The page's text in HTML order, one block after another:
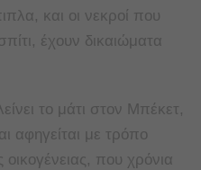
και οι νεκροί που
έχουν δικαιώματα
το μάτι στον Μπέκετ,
αφηγείται με τρόπο
οικογένειας, που χρόνια